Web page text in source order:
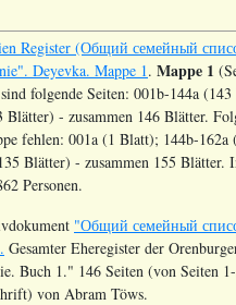
Register (Общий семейный
Deyevka. Mappe 1. Mappe 1
folgende Seiten: 001b-144a
Blätter) - zusammen 146 Blätter.
fehlen: 001a (1 Blatt); 144b-162a
Blätter) - zusammen 155 Blätter.
Personen.
"Общий семейный
Gesamter Eheregister der
Buch 1." 146 Seiten (von Seiten
von Abram Töws.